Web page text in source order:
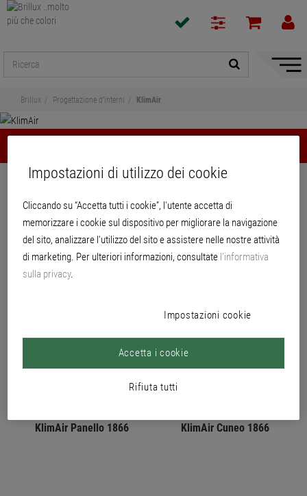
Mostra
Brillux Progettazione d’interni KlimAir
KlimAir
KlimAir Panello 1866 KlimAir Cuneo 1866
Impostazioni di utilizzo dei cookie
Cliccando su “Accetta tutti i cookie”, l'utente accetta di
memorizzare i cookie sul dispositivo per migliorare la navigazione
del sito, analizzare l'utilizzo del sito e assistere nelle nostre attività
di marketing. Per ulteriori informazioni, consultate l’informativa
sulla privacy.
Impostazioni cookie
Rifiuta tutti
Accetta i cookie